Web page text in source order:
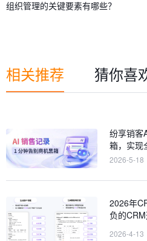
组织管理的关键要素有哪些？
相关推荐 猜你喜
纷享销客
箱，实现
2026-5-18
2026年
负的
2026-4-13